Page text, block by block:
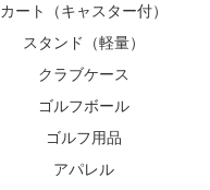
カート（キャスター付）
スタンド（軽量）
クラブケース
ゴルフボール
ゴルフ用品
アパレル